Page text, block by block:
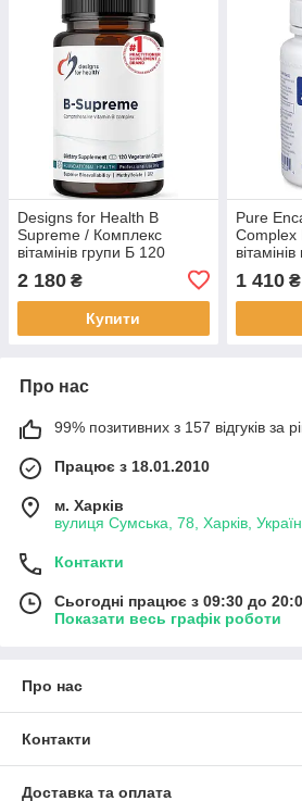
Designs for Health B
Supreme / Комплекс
вітамінів групи Б 120
2 180 ₴
Купити
Pure
Complex
1 410₴
Про нас
99% позитивних з 157 відгуків за
Працює з 18.01.2010
м. Харків
вулиця Сумська, 78, Харків,
Контакти
Сьогодні працює з 09:30 до
Показати весь графік роботи
Про нас
Контакти
Доставка та оплата